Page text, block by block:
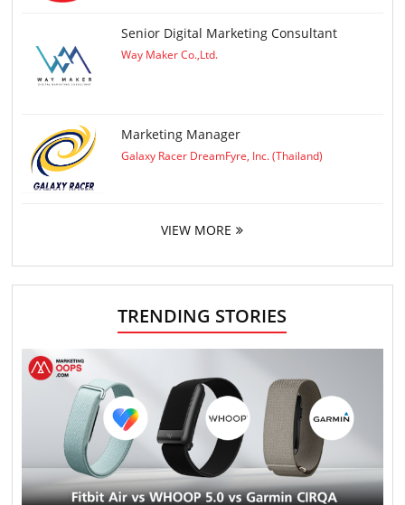
Senior Digital Marketing Consultant
Way Maker Co.,Ltd.
Marketing Manager
Galaxy Racer DreamFyre, Inc. (Thailand)
VIEW MORE
TRENDING STORIES